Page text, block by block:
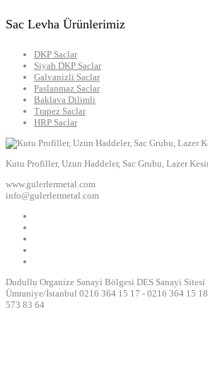
Sac Levha Ürünlerimiz
DKP Saclar
Siyah DKP Saclar
Galvanizli Saclar
Paslanmaz Saclar
Baklava Dilimli
Trapez Saclar
HRP Saclar
Kutu Profiller, Uzun Haddeler, Sac Grubu, Lazer
www.gulerlermetal.com
info@gulerlermetal.com
Dudullu Organize Sanayi Bölgesi DES Sanayi
Ümraniye/İstanbul 0216 364 15 17 - 0216 364 15
573 83 64